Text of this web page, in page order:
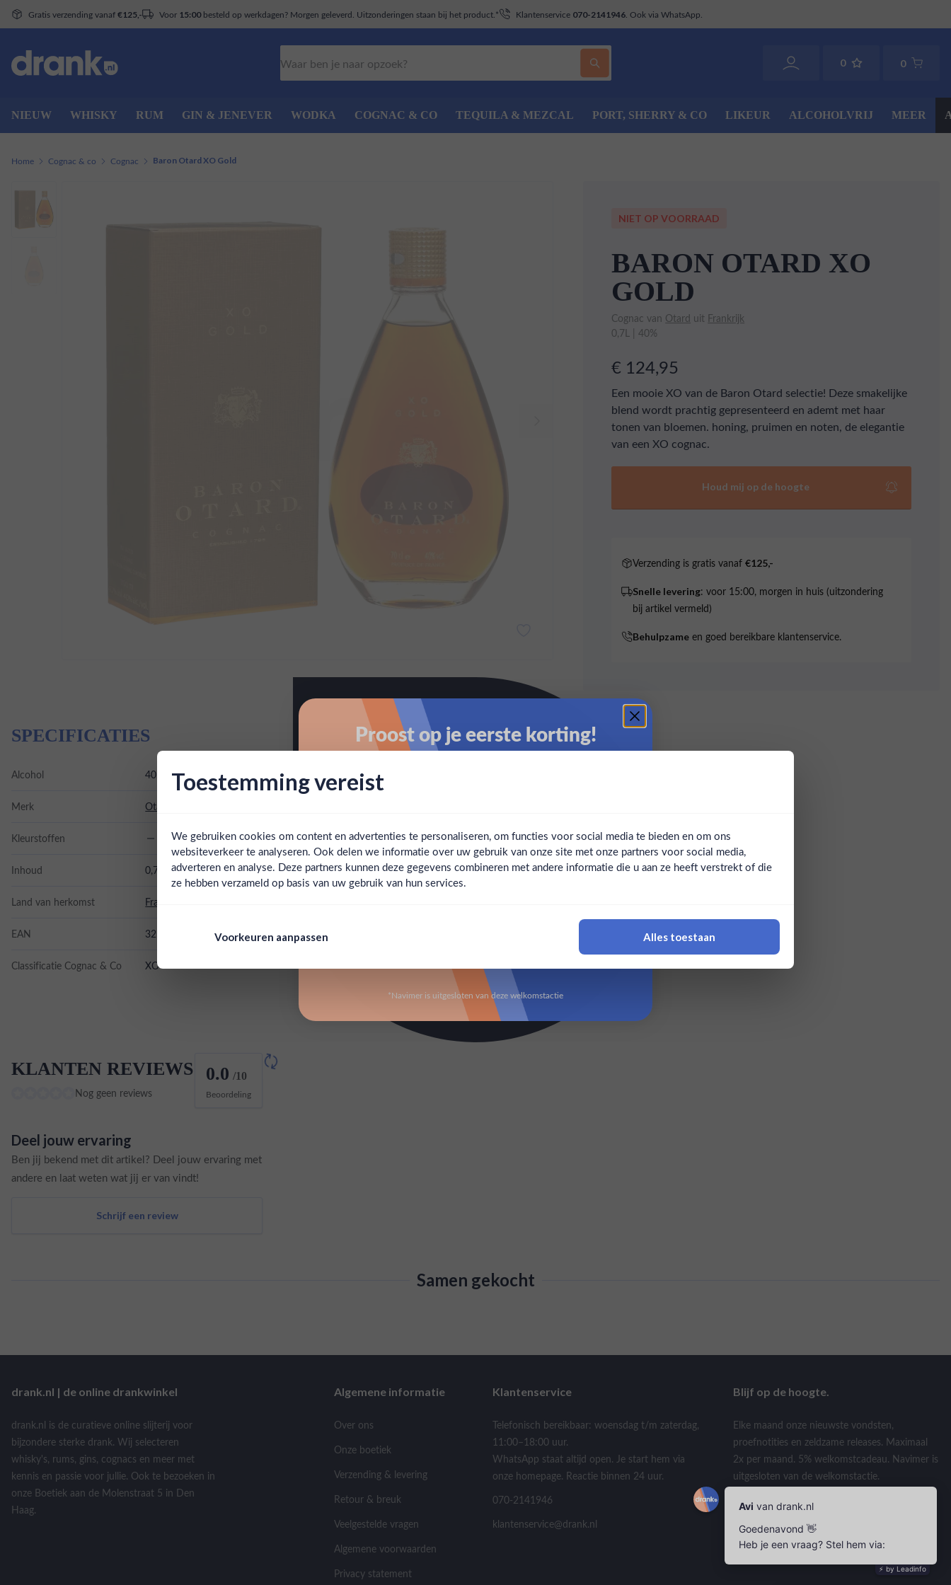
Gratis verzending vanaf €125,- Voor 15:00besteld op werkdagen? Morgen geleverd. Uitzonderingen staan bij het product.* Klantenservice 070-2141946 . Ook via WhatsApp.
0 0
NIEUW WHISKY RUM GIN & JENEVER WODKA COGNAC & CO TEQUILA & MEZCAL PORT, SHERRY & CO LIKEUR ALCOHOLVRIJ MEER
Ben jij 18 jaar of ouder?
Home Cognac & co Cognac Baron Otard XO Gold
NIET OP VOORRAAD
BARON OTARD XO
GOLD
Cognac van Otard uit Frankrijk
0,7L | 40%
€ 124,95
Een mooie XO van de Baron Otard selectie! Deze smakelijke
blend wordt prachtig gepresenteerd en ademt met haar
tonen van bloemen. honing, pruimen en noten, de elegantie
van een XO cognac.
Houd mij op de hoogte
Verzending is gratis vanaf€125,-
Snelle levering: voor 15:00, morgen in huis (uitzondering
bij artikel vermeld)
Behulpzame en goed bereikbare klantenservice.
SPECIFICATIES
Alcohol 40.00%
Merk Otard
Kleurstoffen
Inhoud 0,7L
Land van herkomst Frankrijk
EAN 3253781250028
Classificatie Cognac & Co XO
KLANTEN REVIEWS
Nog geen reviews
0.0 /10
Beoordeling
Deel jouw ervaring
Ben jij bekend met dit artikel? Deel jouw ervaring met
andere en laat weten wat jij er van vindt!
Schrijf een review
Samen gekocht
drank.nl | de online drankwinkel
drank.nl is de curatieve online slijterij voor
bijzondere sterke drank. Wij selecteren
whisky's, rums, gins, cognacs en meer met
kennis en passie voor jullie. Ook te bezoeken in
onze Boetiek aan de Molenstraat 5 in Den
Haag.
Algemene informatie
Over ons
Onze boetiek
Verzending & levering
Retour & breuk
Veelgestelde vragen
Algemene voorwaarden
Privacy statement
Klantenservice
Telefonisch bereikbaar: woensdag t/m zaterdag,
11:00–18:00 uur.
WhatsApp staat altijd open. Je start hem via
onze homepage. Reactie binnen 24 uur.
070-2141946
klantenservice@drank.nl
Blijf op de hoogte.
Elke maand onze nieuwste vondsten,
proefnotities en zeldzame releases. Maximaal
2x per maand. 5% welkomstcadeau. Navimer is
uitgesloten van de welkomstactie.
Toestemming vereist
We gebruiken cookies om content en advertenties te personaliseren, om functies voor social media te bieden en om ons
websiteverkeer te analyseren. Ook delen we informatie over uw gebruik van onze site met onze partners voor social media,
adverteren en analyse. Deze partners kunnen deze gegevens combineren met andere informatie die u aan ze heeft verstrekt of die
ze hebben verzameld op basis van uw gebruik van hun services.
Voorkeuren aanpassen Alles toestaan
Proost op je eerste korting!
Claim mijn korting
*Navimer is uitgesloten van deze welkomstactie